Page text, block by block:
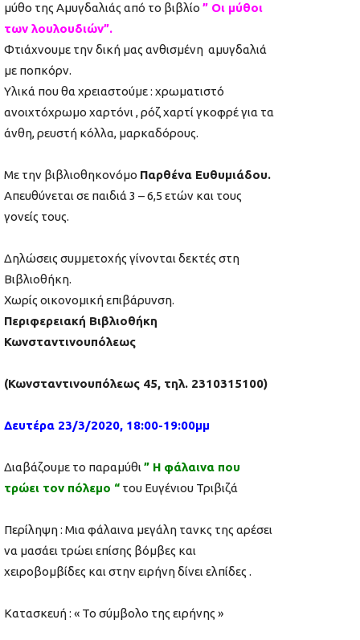
μύθο της Αμυγδαλιάς από το βιβλίο ” Οι μύθοι
των λουλουδιών”.
Φτιάχνουμε την δική μας ανθισμένη αμυγδαλιά
με ποπκόρν.
Υλικά που θα χρειαστούμε : χρωματιστό
ανοιχτόχρωμο χαρτόνι , ρόζ χαρτί γκοφρέ για τα
άνθη, ρευστή κόλλα, μαρκαδόρους.
Με την βιβλιοθηκονόμο Παρθένα Ευθυμιάδου.
Απευθύνεται σε παιδιά 3 – 6,5 ετών και τους
γονείς τους.
Δηλώσεις συμμετοχής γίνονται δεκτές στη
Βιβλιοθήκη.
Χωρίς οικονομική επιβάρυνση.
Περιφερειακή Βιβλιοθήκη
Κωνσταντινουπόλεως
(Κωνσταντινουπόλεως 45, τηλ. 2310315100)
Δευτέρα 23/3/2020, 18:00-19:00μμ
Διαβάζουμε το παραμύθι ” Η φάλαινα που
τρώει τον πόλεμο “ του Ευγένιου Τριβιζά
Περίληψη : Μια φάλαινα μεγάλη τανκς της αρέσει
να μασάει τρώει επίσης βόμβες και
χειροβομβίδες και στην ειρήνη δίνει ελπίδες .
Κατασκευή : « Το σύμβολο της ειρήνης »